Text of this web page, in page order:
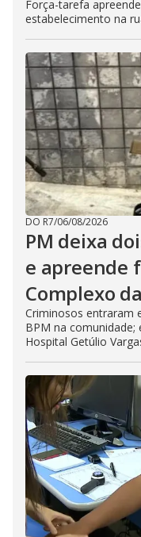
Força-tarefa
estabelecimento na
DO R7/06/08/2026
PM deixa
e apreende
Complexo
Criminosos entraram
BPM na
Hospital Getúlio